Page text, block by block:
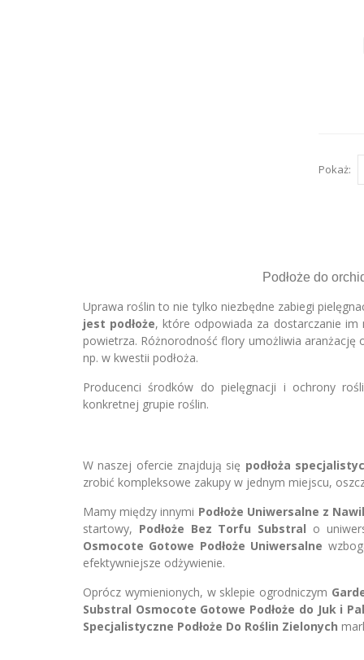
Pokaż:
Podłoże do
Uprawa roślin to nie tylko niezbędne zabiegi
jest podłoże, które odpowiada za dostarczanie im
powietrza. Różnorodność flory umożliwia aranżację
np. w kwestii podłoża.
Producenci środków do pielęgnacji i ochrony
konkretnej grupie roślin.
W naszej ofercie znajdują się podłoża
zrobić kompleksowe zakupy w jednym miejscu,
Mamy między innymi Podłoże Uniwersalne z
startowy, Podłoże Bez Torfu Substral o
Osmocote Gotowe Podłoże Uniwersalne
efektywniejsze odżywienie.
Oprócz wymienionych, w sklepie ogrodniczym
Substral Osmocote Gotowe Podłoże do Juk i
Specjalistyczne Podłoże Do Roślin Zielonych